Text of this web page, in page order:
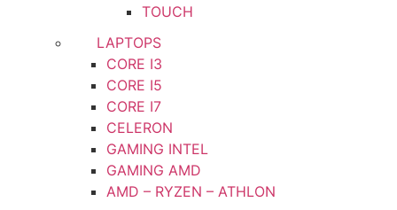
TOUCH
LAPTOPS
CORE I3
CORE I5
CORE I7
CELERON
GAMING INTEL
GAMING AMD
AMD – RYZEN – ATHLON